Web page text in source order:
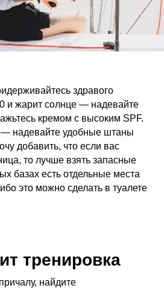
здравого
и жарит солнце — надевайте
кремом с высоким SPF.
надевайте удобные штаны
добавить, что если вас
то лучше взять запасные
базах есть отдельные места
это можно сделать в туалете
тренировка
найдите